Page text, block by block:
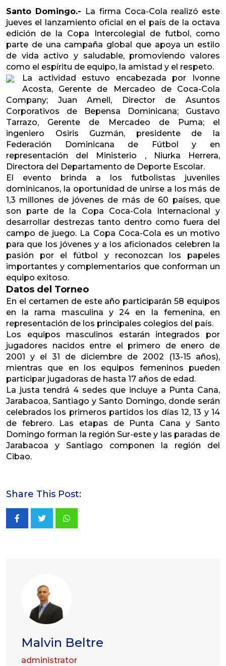
Santo Domingo.-
La firma Coca-Cola realizó este
jueves el lanzamiento oficial en el país de la octava
edición de la Copa Intercolegial de futbol, como
parte de una campaña global que apoya un estilo
de vida activo y saludable, promoviendo valores
como el espíritu de equipo, la amistad y el respeto.
La actividad estuvo encabezada por Ivonne
Acosta, Gerente de Mercadeo de Coca-Cola
Company; Juan Amell, Director de Asuntos
Corporativos de Bepensa Dominicana; Gustavo
Tarrazo, Gerente de Mercadeo de Puma; el
ingeniero Osiris Guzmán, presidente de la
Federación Dominicana de Fútbol y en
representación del Ministerio , Niurka Herrera,
Directora del Departamento de Deporte Escolar.
El evento brinda a los futbolistas juveniles
dominicanos, la oportunidad de unirse a los más de
1,3 millones de jóvenes de más de 60 países, que
son parte de la Copa Coca-Cola Internacional y
desarrollar destrezas tanto dentro como fuera del
campo de juego. La Copa Coca-Cola es un motivo
para que los jóvenes y a los aficionados celebren la
pasión por el fútbol y reconozcan los papeles
importantes y complementarios que conforman un
equipo exitoso.
Datos del Torneo
En el certamen de este año participarán 58 equipos
en la rama masculina y 24 en la femenina, en
representación de los principales colegios del país.
Los equipos masculinos estarán integrados por
jugadores nacidos entre el primero de enero de
2001 y el 31 de diciembre de 2002 (13-15 años),
mientras que en los equipos femeninos pueden
participar jugadoras de hasta 17 años de edad.
La justa tendrá 4 sedes que incluye a Punta Cana,
Jarabacoa, Santiago y Santo Domingo, donde serán
celebrados los primeros partidos los días 12, 13 y 14
de febrero. Las etapas de Punta Cana y Santo
Domingo forman la región Sur-este y las paradas de
Jarabacoa y Santiago componen la región del
Cibao.
Share This Post:
Whatsapp
Malvin Beltre
administrator